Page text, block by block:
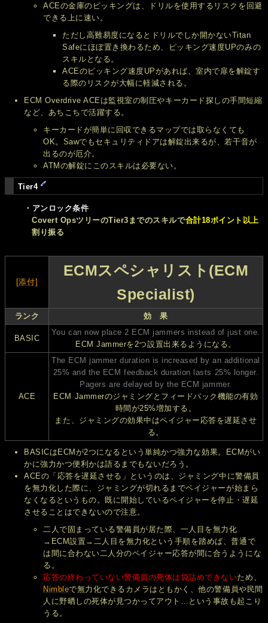
ACEの金庫のピッキングは、ドリルを使用するリスクを回避
できる上に速い。
ただし高難易度になるとドリルでしか開かないTitan
Safeにほぼ置き換わるため、ピッキング速度UPのみの
スキルとなる。
ACEのピッキング速度UPがあれば、室内で扉を解錠す
る際のリスクが大幅に軽減される。
ECM Overdrive ACEは監視室の制圧やキーカード探しの手間短縮
など、あちこちで活躍する。
キーカードが簡単に回収できるマップでは取らなくても
OK。Sawでもセキュリティドアは解錠出来るが、若干音が
出るのが厄介。
ATMの解錠にこのスキルは必要ない。
Tier4
・アンロック条件
Covert OpsツリーのTier3までのスキルで合計18ポイント以上
割り振る
[添付]
ECMスペシャリスト(ECM
Specialist)
ランク 効 果
BASIC
You can now place 2 ECM jammers instead of just one.
ECM Jammerを2つ設置出来るようになる。
ACE
The ECM jammer duration is increased by an additional
25% and the ECM feedback duration lasts 25% longer.
Pagers are delayed by the ECM jammer.
ECM Jammerのジャミングとフィードバック機能の有効
時間が25%増加する。
また、ジャミングの効果中はペイジャー応答を遅延させ
る。
BASICはECMが2つになるという単純かつ強力な効果。ECMがい
かに強力かつ便利かは語るまでもないだろう。
ACEの「応答を遅延させる」というのは、ジャミング中に警備員
を無力化した際に、ジャミングが切れるまでペイジャーが始まら
なくなるというもの。既に開始しているペイジャーを停止・遅延
させることはできないので注意。
二人で固まっている警備員が居た際、一人目を無力化
→ECM設置→二人目を無力化という手順を踏めば、普通で
は間に合わない二人分のペイジャー応答が間に合うようにな
る。
応答の終わっていない警備員の死体は袋詰めできないため、
Nimbleで無力化できるカメラはともかく、他の警備員や民間
人に野晒しの死体が見つかってアウト…という事故も起こり
うる。